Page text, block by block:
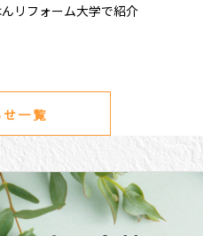
リフォーム大学で紹介
せ一覧